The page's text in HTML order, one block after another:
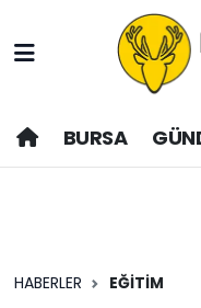
BURSA
HABERLER EĞİTİM
Hava Durumu
Trafik Durumu